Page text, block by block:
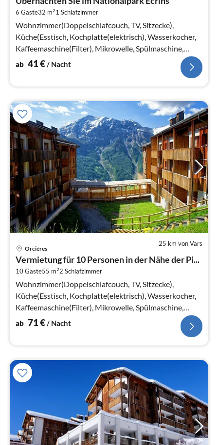
6 Gäste32 m21 Schlafzimmer
Wohnzimmer(Doppelschlafcouch, TV, Sitzecke),
Küche(Esstisch, Kochplatte(elektrisch), Wasserkocher,
Kaffeemaschine(Filter), Mikrowelle, Spülmaschine,
Kühlschrank)
ab 41€/ Nacht
25 km von Vars
Orcières
Vermietung für 10 Personen in der Nähe der Pi...
10 Gäste55 m22 Schlafzimmer
Wohnzimmer(Doppelschlafcouch, TV, Sitzecke),
Küche(Esstisch, Kochplatte(elektrisch), Wasserkocher,
Kaffeemaschine(Filter), Mikrowelle, Spülmaschine,
Kühlschrank)
ab 71€/ Nacht